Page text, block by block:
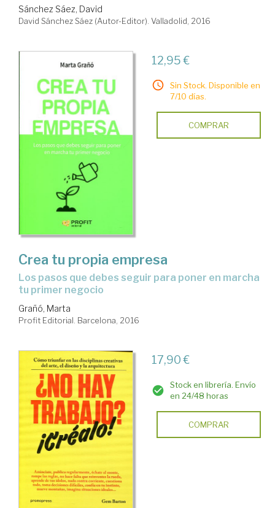
Sánchez Sáez, David
David Sánchez Sáez (Autor-Editor). Valladolid, 2016
12,95 €
Sin Stock. Disponible en
7/10 días.
COMPRAR
Crea tu propia empresa
los pasos que debes seguir para poner en marcha
tu primer negocio
Grañó, Marta
Profit Editorial. Barcelona, 2016
17,90 €
Stock en librería. Envío
en 24/48 horas
COMPRAR